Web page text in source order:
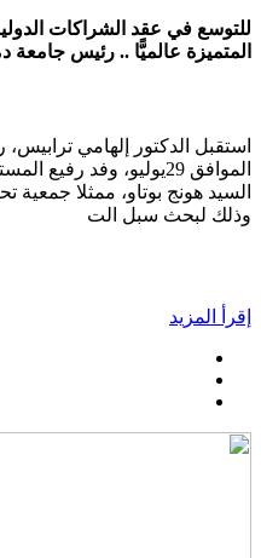
للتوسع في عقد الشراكات
المتميزة عالميًّا .. رئيس جامعة
استقبل الدكتور إلهامي ترابيس،
الموافق 29يوليو، وفد
السيد هونج بوتاو، ممثلا جمعية
وذلك لبحث سبل الت
إقرأ المزيد